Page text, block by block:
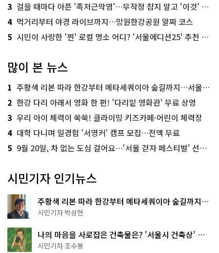
3 걸을 때마다 아픈 '족저근막염'…무작정 참지 말고 '이것' 해보세요!
4 먹거리부터 야경 라이브까지…망원한강공원 알짜 코스
5 시민이 사랑한 '찐' 로컬 명소 어디? '서울에디션25' 추천 코스
많이 본 뉴스
1 주황색 리본 따라 한강부터 메타세쿼이아 숲길까지…서울둘레길 15코스
2 한강 다리 아래서 영화 한 편! '다리밑 영화관' 무료 상영
3 우리 아이 체력이 쑥쑥! 클라이밍 키즈카페·어린이 체력장
4 대학 다니며 일경험 '서영커' 캠프 모집…전액 무료
5 9월 20일, 차 없는 도심 걸어요…'서울 걷자 페스티벌' 선착순 5천명
시민기자 인기뉴스
주황색 리본 따라 한강부터 메타세쿼이아 숲길까지…
서울둘레길 15코스
시민기자 박상현
나의 마음을 사로잡은 건축물은? '서울시 건축상' 수
상작 공개!
시민기자 조수봉